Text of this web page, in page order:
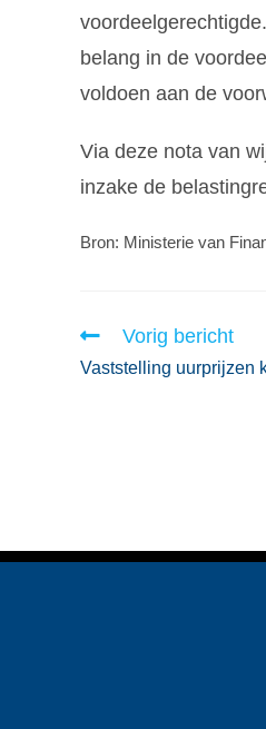
belang in de
voldoen aan de
Via deze nota van
inzake de
Bron: Ministerie van
Vorig bericht
Vaststelling uurprijzen